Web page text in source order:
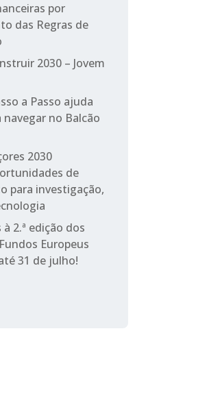
por
das Regras de
2030 – Jovem
a Passo ajuda
no Balcão
2030
de
para investigação,
2.ª edição dos
Europeus
31 de julho!